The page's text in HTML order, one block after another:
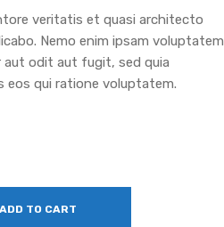
veritatis et quasi architecto
Nemo enim ipsam voluptatem
odit aut fugit, sed quia
eos qui ratione voluptatem.
ADD TO CART